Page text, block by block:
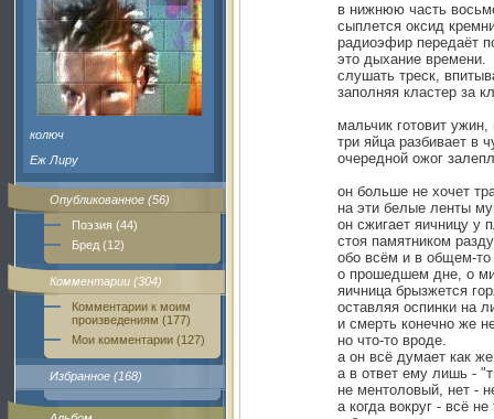
колюч
Еж Лиру
Опубликованное (56)
Поэзия (44)
Бред (12)
Комментарии (304)
Комментарии к моим
произведениям (177)
Мои комментарии (127)
Избранное (168)
в нижнюю часть
сыплется оксид
радиоэфир передаёт
это дыхание времени.
слушать треск,
заполняя кластер за
мальчик готовит
три яйца разбивает в
очередной ожог
он больше не хочет
на эти белые ленты
он сжигает яичницу у
стоя памятником
обо всём и в общем-
о прошедшем дне, о
яичница брызжется
оставляя оспинки на
и смерть конечно же
но что-то вроде.
а он всё думает как
а в ответ ему лишь -
не ментоловый, нет -
а когда вокруг - всё не